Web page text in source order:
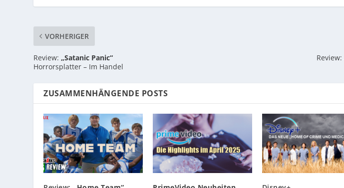
VORHERIGER
Review: „Satanic Panic“
Horrorsplatter – Im Handel
Review:
ZUSAMMENHÄNGENDE POSTS